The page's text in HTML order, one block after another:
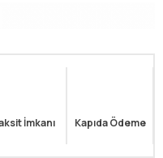
İmkanı Kapıda Ödeme